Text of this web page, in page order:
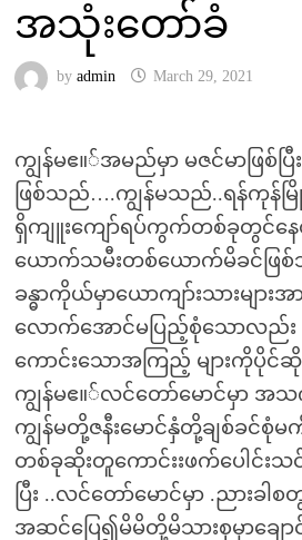
အသုံးတော်ခံ
by admin March 29, 2021
ကျွန်မဧ။်အမည်မှာ မဇင်မာဖြစ်ပ
ဖြစ်သည်….ကျွန်မသည်..ရန်ကုန်မ
ရှိကျူးကျော်ရပ်ကွက်တစ်ခုတွင်နေ
ယောက်သမီးတစ်ယောက်မိခင်ဖြ
ခန္ဓာကိုယ်မှာယောကျာ်းသားမျာ
လောက်အောင်မပြည့်စုံသောလည်
ကောင်းသောအကြည့် များကိုပိုင်
ကျွန်မဧ။်လင်တော်မောင်မှာ အသက်
ကျွန်မတို့ဇနီးမောင်နှံတို့ချစ်ခင်စုံ
တစ်ခုဆိုးတူကောင်းးဖက်ပေါင်းသင်
ပြီး ..လင်တော်မောင်မှာ .ညားခ
အဆင်ပြေ၍မိမိတို့မိသားစုမှာချော